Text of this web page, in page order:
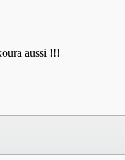
aussi !!!